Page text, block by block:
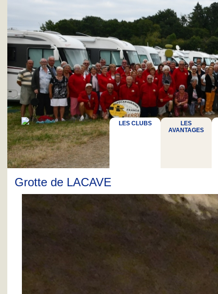
LES CLUBS
LES
AVANTAGES
Grotte de LACAVE